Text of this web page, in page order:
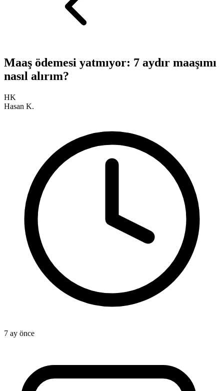
Maaş ödemesi yatmıyor: 7 aydır maaşımı
nasıl alırım?
HK
Hasan K.
7 ay önce